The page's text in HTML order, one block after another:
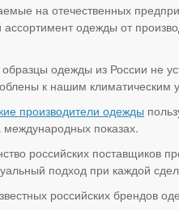
на отечественных
ассортимент одежды от
одежды из России не
к нашим климатическим
производители одежды
показах.
российских поставщиков
подход при каждой
российских брендов